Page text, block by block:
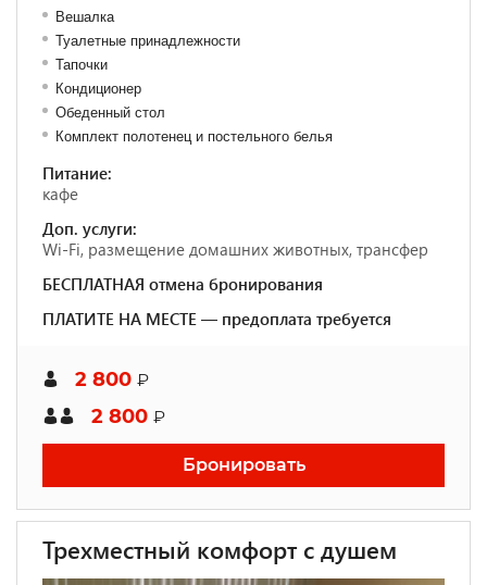
Вешалка
Туалетные принадлежности
Тапочки
Кондиционер
Обеденный стол
Комплект полотенец и постельного белья
Питание:
кафе
Доп. услуги:
Wi-Fi, размещение домашних животных, трансфер
БЕСПЛАТНАЯ отмена бронирования
ПЛАТИТЕ НА МЕСТЕ — предоплата требуется
2 800 ₽
2 800 ₽
Бронировать
Трехместный комфорт с душем